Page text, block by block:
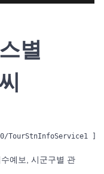
별
TourStnInfoService1
예보, 시군구별 관